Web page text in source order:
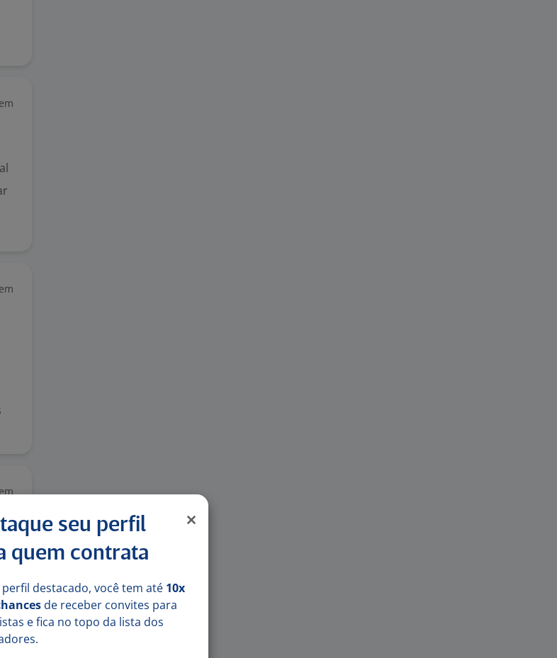
seu perfil
quem contrata
perfil destacado, você tem até 10x
de receber convites para
e fica no topo da lista dos